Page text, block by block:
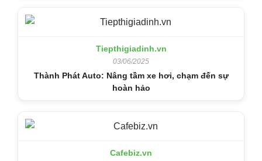
Tiepthigiadinh.vn
03/06/2025
Thành Phát Auto: Nâng tầm xe hơi, chạm đến sự
hoàn hảo
Cafebiz.vn